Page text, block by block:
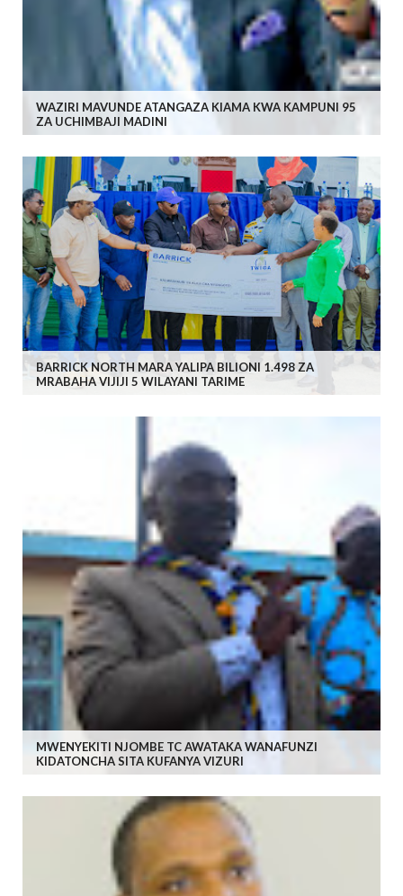
WAZIRI MAVUNDE ATANGAZA KIAMA KWA KAMPUNI 95
ZA UCHIMBAJI MADINI
BARRICK NORTH MARA YALIPA BILIONI 1.498 ZA
MRABAHA VIJIJI 5 WILAYANI TARIME
MWENYEKITI NJOMBE TC AWATAKA WANAFUNZI
KIDATONCHA SITA KUFANYA VIZURI